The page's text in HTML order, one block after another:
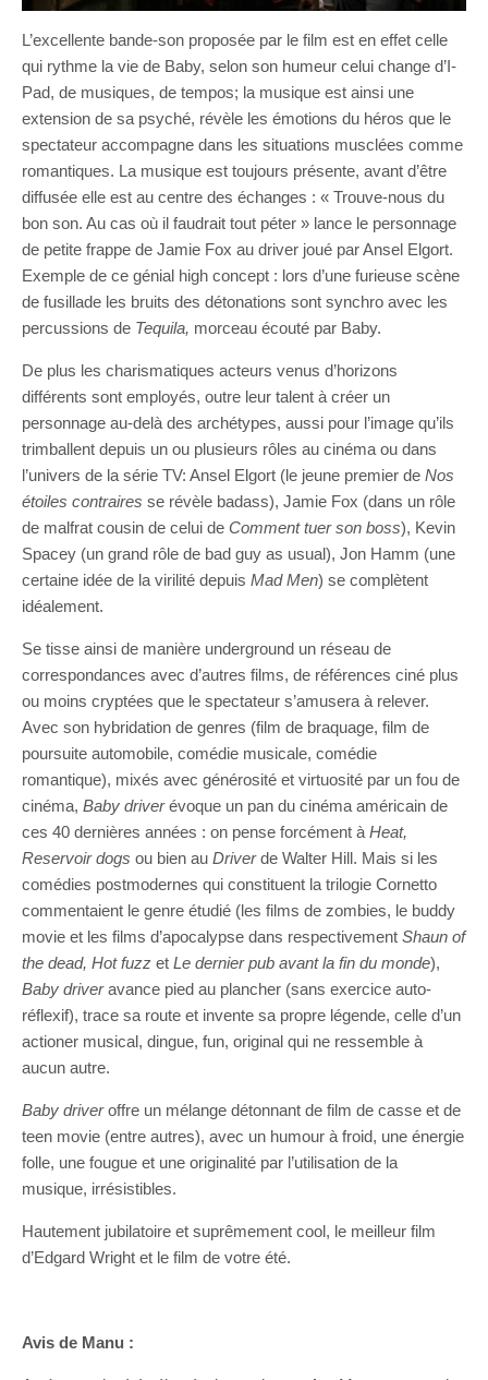
L’excellente bande-son proposée par le film est en effet celle
qui rythme la vie de Baby, selon son humeur celui change d’I-
Pad, de musiques, de tempos; la musique est ainsi une
extension de sa psyché, révèle les émotions du héros que le
spectateur accompagne dans les situations musclées comme
romantiques. La musique est toujours présente, avant d’être
diffusée elle est au centre des échanges : « Trouve-nous du
bon son. Au cas où il faudrait tout péter » lance le personnage
de petite frappe de Jamie Fox au driver joué par Ansel Elgort.
Exemple de ce génial high concept : lors d’une furieuse scène
de fusillade les bruits des détonations sont synchro avec les
percussions de Tequila, morceau écouté par Baby.
De plus les charismatiques acteurs venus d’horizons
différents sont employés, outre leur talent à créer un
personnage au-delà des archétypes, aussi pour l’image qu’ils
trimballent depuis un ou plusieurs rôles au cinéma ou dans
l’univers de la série TV: Ansel Elgort (le jeune premier de Nos
étoiles contraires se révèle badass), Jamie Fox (dans un rôle
de malfrat cousin de celui de Comment tuer son boss), Kevin
Spacey (un grand rôle de bad guy as usual), Jon Hamm (une
certaine idée de la virilité depuis Mad Men) se complètent
idéalement.
Se tisse ainsi de manière underground un réseau de
correspondances avec d’autres films, de références ciné plus
ou moins cryptées que le spectateur s’amusera à relever.
Avec son hybridation de genres (film de braquage, film de
poursuite automobile, comédie musicale, comédie
romantique), mixés avec générosité et virtuosité par un fou de
cinéma, Baby driverévoque un pan du cinéma américain de
ces 40 dernières années : on pense forcément à Heat,
Reservoir dogs ou bien au Driverde Walter Hill. Mais si les
comédies postmodernes qui constituent la trilogie Cornetto
commentaient le genre étudié (les films de zombies, le buddy
movie et les films d’apocalypse dans respectivement Shaun of
the dead, Hot fuzz et Le dernier pub avant la fin du monde),
Baby driveravance pied au plancher (sans exercice auto-
réflexif), trace sa route et invente sa propre légende, celle d’un
actioner musical, dingue, fun, original qui ne ressemble à
aucun autre.
Baby driveroffre un mélange détonnant de film de casse et de
teen movie (entre autres), avec un humour à froid, une énergie
folle, une fougue et une originalité par l’utilisation de la
musique, irrésistibles.
Hautement jubilatoire et suprêmement cool, le meilleur film
d’Edgard Wright et le film de votre été.
Avis de Manu :